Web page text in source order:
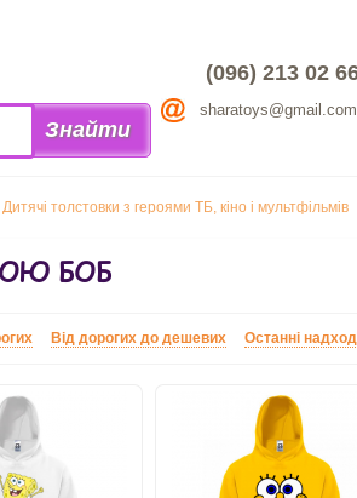
(096) 213 02
sharatoys@gmail.com
Дитячі толстовки з героями ТБ, кіно і мультфільмів
БОБ
Від дорогих до дешевих Останні